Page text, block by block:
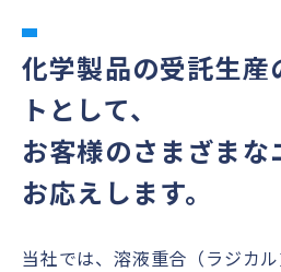
化学製品の受託生産
トとして、
お客様のさまざまな
お応えします。
当社では、溶液重合（ラジカ